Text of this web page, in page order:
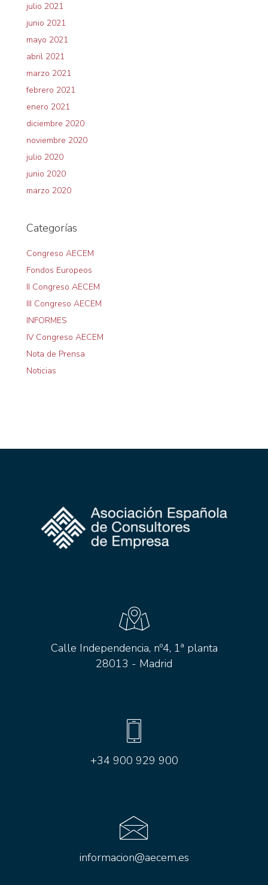
julio 2021
junio 2021
mayo 2021
abril 2021
marzo 2021
febrero 2021
enero 2021
diciembre 2020
noviembre 2020
julio 2020
junio 2020
marzo 2020
Categorías
Congreso AECEM
Fondos Europeos
II Congreso AECEM
III Congreso AECEM
INFORMES
IV Congreso AECEM
Nota de Prensa
Noticias
Calle Independencia, nº4, 1ª planta
28013 - Madrid
+34 900 929 900
informacion@aecem.es